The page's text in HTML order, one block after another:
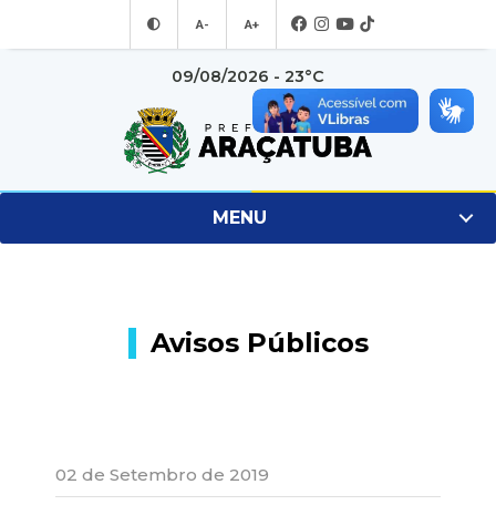
A- A+
09/08/2026 - 23°C
MENU
Avisos Públicos
02 de Setembro de 2019